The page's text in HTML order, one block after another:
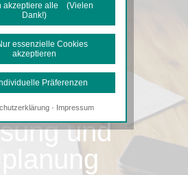
und
alle (Vielen
Dank!)
essenzielle Cookies
akzeptieren
Präferenzen
Cookies
Cookies sind erforderlich, um die
Funktionalität der Website
und Targeting-Cookies
· Impressum